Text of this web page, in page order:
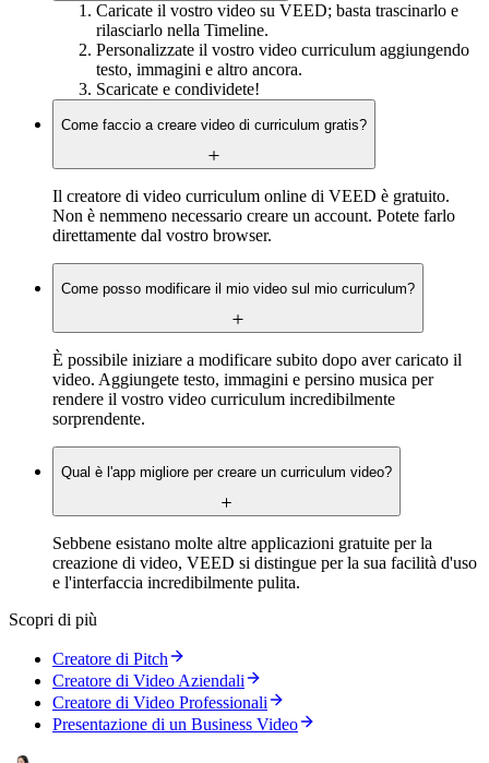
Caricate il vostro video su VEED; basta trascinarlo e
rilasciarlo nella Timeline.
Personalizzate il vostro video curriculum aggiungendo
testo, immagini e altro ancora.
Scaricate e condividete!
Come faccio a creare video di curriculum gratis?
Il creatore di video curriculum online di VEED è gratuito.
Non è nemmeno necessario creare un account. Potete farlo
direttamente dal vostro browser.
Come posso modificare il mio video sul mio curriculum?
È possibile iniziare a modificare subito dopo aver caricato il
video. Aggiungete testo, immagini e persino musica per
rendere il vostro video curriculum incredibilmente
sorprendente.
Qual è l'app migliore per creare un curriculum video?
Sebbene esistano molte altre applicazioni gratuite per la
creazione di video, VEED si distingue per la sua facilità d'uso
e l'interfaccia incredibilmente pulita.
Scopri di più
Creatore di Pitch
Creatore di Video Aziendali
Creatore di Video Professionali
Presentazione di un Business Video